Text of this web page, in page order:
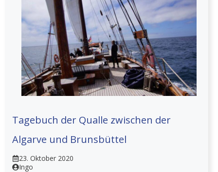
Tagebuch der Qualle zwischen der
Algarve und Brunsbüttel
23. Oktober 2020
Ingo